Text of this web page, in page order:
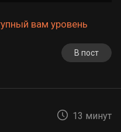
вам уровень
В пост
13 минут